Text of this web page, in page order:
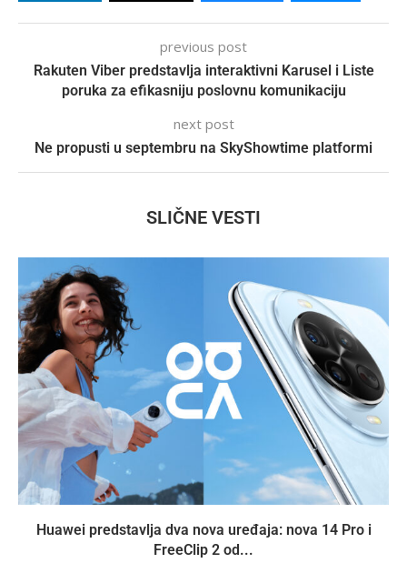
previous post
Rakuten Viber predstavlja interaktivni Karusel i Liste
poruka za efikasniju poslovnu komunikaciju
next post
Ne propusti u septembru na SkyShowtime platformi
SLIČNE VESTI
Huawei predstavlja dva nova uređaja: nova 14 Pro i
FreeClip 2 od...